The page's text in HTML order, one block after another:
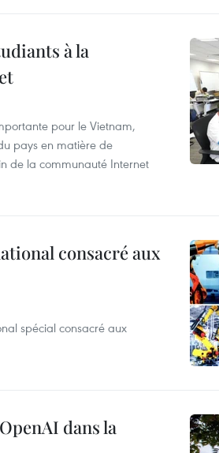
à la
pour le Vietnam,
pays en matière de
de la communauté Internet
consacré aux
spécial consacré aux
dans la